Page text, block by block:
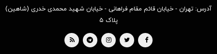
آدرس: تهران - خیابان قائم مقام فراهانی - خیابان شهید محمدی خدری (شاهین)
پلاک ۵